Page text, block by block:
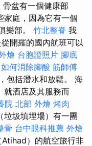
盆有一個健康部
家庭，因為它有一個
樂部。 竹北整脊 我
開羅的國內航班可以
燴 台胞證照片 腳底
如何消除腳酸 筋師傅
包括潛水和放鬆。 海
就酒店及其服務而
院 北部 外燴 烤肉
垃圾填埋場）有一團
骨 台中眼科推薦 外燴
）的航空旅行非